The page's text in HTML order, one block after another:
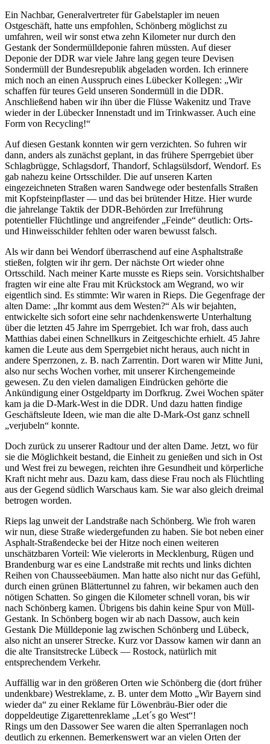
Ein Nachbar, Generalvertreter für Gabelstapler im neuen
Ostgeschäft, hatte uns empfohlen, Schönberg möglichst zu
umfahren, weil wir sonst etwa zehn Kilometer nur durch den
Gestank der Sondermülldeponie fahren müssten. Auf dieser
Deponie der DDR war viele Jahre lang gegen teure Devisen
Sondermüll der Bundesrepublik abgeladen worden. Ich erinnere
mich noch an einen Ausspruch eines Lübecker Kollegen:
Wir
schaffen für teures Geld unseren Sondermüll in die DDR.
Anschließend haben wir ihn über die Flüsse Wakenitz und Trave
wieder in der Lübecker Innenstadt und im Trinkwasser. Auch eine
Form von Recycling!
Auf diesen Gestank konnten wir gern verzichten. So fuhren wir
dann, anders als zunächst geplant, in das frühere Sperrgebiet über
Schlagbrügge, Schlagsdorf, Thandorf, Schlagsülsdorf, Wendorf. Es
gab nahezu keine Ortsschilder. Die auf unseren Karten
eingezeichneten Straßen waren Sandwege oder bestenfalls Straßen
mit Kopfsteinpflaster — und das bei brütender Hitze. Hier wurde
die jahrelange Taktik der DDR-Behörden zur Irreführung
potentieller Flüchtlinge und angreifender Feinde
deutlich: Orts-
und Hinweisschilder fehlten oder waren bewusst falsch.
Als wir dann bei Wendorf überraschend auf eine Asphaltstraße
stießen, folgten wir ihr gern. Der nächste Ort wieder ohne
Ortsschild. Nach meiner Karte musste es Rieps sein. Vorsichtshalber
fragten wir eine alte Frau mit Krückstock am Wegrand, wo wir
eigentlich sind. Es stimmte: Wir waren in Rieps. Die Gegenfrage der
alten Dame:
Ihr kommt aus dem Westen?
Als wir bejahten,
entwickelte sich sofort eine sehr nachdenkenswerte Unterhaltung
über die letzten 45 Jahre im Sperrgebiet. Ich war froh, dass auch
Matthias dabei einen Schnellkurs in Zeitgeschichte erhielt. 45 Jahre
kamen die Leute aus dem Sperrgebiet nicht heraus, auch nicht in
andere Sperrzonen, z. B. nach Zarrentin. Dort waren wir Mitte Juni,
also nur sechs Wochen vorher, mit unserer Kirchengemeinde
gewesen. Zu den vielen damaligen Eindrücken gehörte die
Ankündigung einer Ostgeldparty im Dorfkrug. Zwei Wochen später
kam ja die D-Mark-West in die DDR. Und dazu hatten findige
Geschäftsleute Ideen, wie man die alte D-Mark-Ost ganz schnell
verjubeln
konnte.
Doch zurück zu unserer Radtour und der alten Dame. Jetzt, wo für
sie die Möglichkeit bestand, die Einheit zu genießen und sich in Ost
und West frei zu bewegen, reichten ihre Gesundheit und körperliche
Kraft nicht mehr aus. Dazu kam, dass diese Frau noch als Flüchtling
aus der Gegend südlich Warschaus kam. Sie war also gleich dreimal
betrogen worden.
Rieps lag unweit der Landstraße nach Schönberg. Wie froh waren
wir nun, diese Straße wiedergefunden zu haben. Sie bot neben einer
Asphalt-Straßendecke bei der Hitze noch einen weiteren
unschätzbaren Vorteil: Wie vielerorts in Mecklenburg, Rügen und
Brandenburg war es eine Landstraße mit rechts und links dichten
Reihen von Chausseebäumen. Man hatte also nicht nur das Gefühl,
durch einen grünen Blättertunnel zu fahren, wir bekamen auch den
nötigen Schatten. So gingen die Kilometer schnell voran, bis wir
nach Schönberg kamen. Übrigens bis dahin keine Spur von Müll-
Gestank. In Schönberg bogen wir ab nach Dassow, auch kein
Gestank Die Mülldeponie lag zwischen Schönberg und Lübeck,
also nicht an unserer Strecke. Kurz vor Dassow kamen wir dann an
die alte Transitstrecke Lübeck — Rostock, natürlich mit
entsprechendem Verkehr.
Auffällig war in den größeren Orten wie Schönberg die (dort früher
undenkbare) Westreklame, z. B. unter dem Motto
Wir Bayern sind
wieder da
zu einer Reklame für Löwenbräu-Bier oder die
doppeldeutige Zigarettenreklame
Let´s go West !
Rings um den Dassower See waren die alten Sperranlagen noch
deutlich zu erkennen. Bemerkenswert war an vielen Orten der